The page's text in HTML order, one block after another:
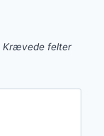
Krævede felter